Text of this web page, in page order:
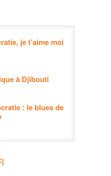
je t’aime moi
à Djibouti
: le blues de